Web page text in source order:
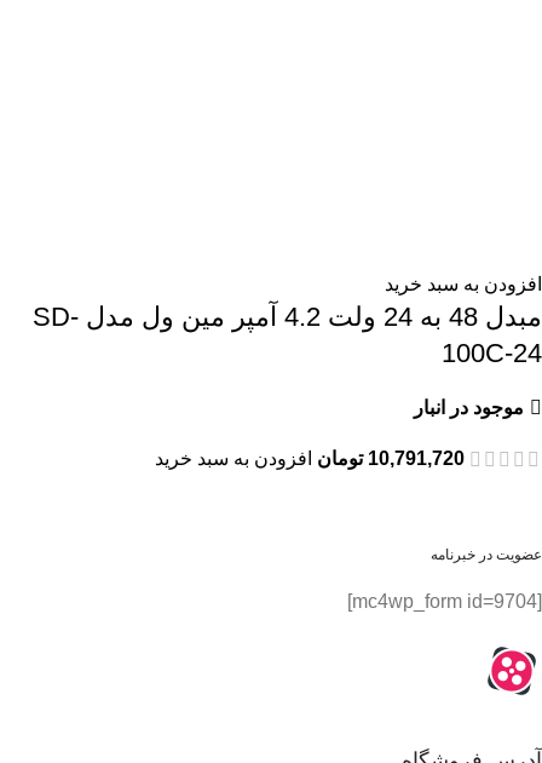
افزودن به سبد خرید
مبدل 48 به 24 ولت 4.2 آمپر مین ول مدل SD-
100C-24
موجود در انبار
10,791,720 تومان افزودن به سبد خرید
عضویت در خبرنامه
[mc4wp_form id=9704]